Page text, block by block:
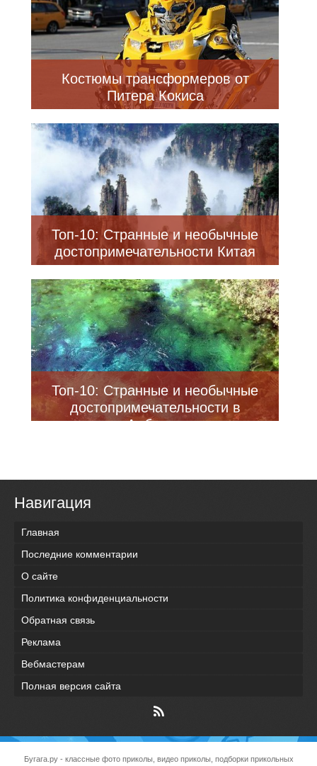
Костюмы трансформеров от
Питера Кокиса
Топ-10: Странные и необычные
достопримечательности Китая
Топ-10: Странные и необычные
достопримечательности в
Албании
Навигация
Главная
Последние комментарии
О сайте
Политика конфиденциальности
Обратная связь
Реклама
Вебмастерам
Полная версия сайта
Бугага.ру- классные фото приколы, видео приколы, подборки прикольных